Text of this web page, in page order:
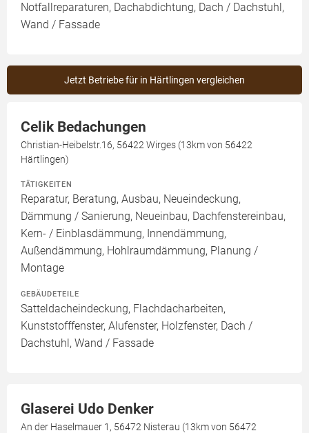
Notfallreparaturen, Dachabdichtung, Dach / Dachstuhl,
Wand / Fassade
Jetzt Betriebe für in Härtlingen vergleichen
Celik Bedachungen
Christian-Heibelstr.16, 56422 Wirges (13km von 56422
Härtlingen)
TÄTIGKEITEN
Reparatur, Beratung, Ausbau, Neueindeckung,
Dämmung / Sanierung, Neueinbau, Dachfenstereinbau,
Kern- / Einblasdämmung, Innendämmung,
Außendämmung, Hohlraumdämmung, Planung /
Montage
GEBÄUDETEILE
Satteldacheindeckung, Flachdacharbeiten,
Kunststofffenster, Alufenster, Holzfenster, Dach /
Dachstuhl, Wand / Fassade
Glaserei Udo Denker
An der Haselmauer 1, 56472 Nisterau (13km von 56472